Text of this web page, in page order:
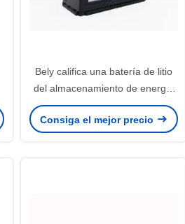
Bely califica una batería de litio
del almacenamiento de energía
12V 120Ah 1536Wh
Consiga el mejor precio